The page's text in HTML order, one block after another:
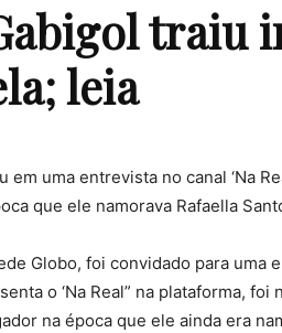
traiu
leia
uma entrevista no canal ‘Na
que ele namorava Rafaella
Globo, foi convidado para uma
o ‘Na Real” na plataforma, foi
na época que ele ainda era